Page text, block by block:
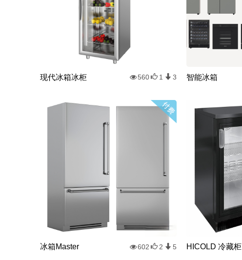
现代冰箱冰柜 560 1 3 智能冰箱
冰箱Master 602 2 5 HICOLD 冷藏柜